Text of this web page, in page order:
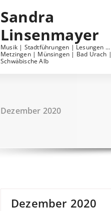
Sandra
Linsenmayer
Musik | Stadtführungen | Lesungen ...
Metzingen | Münsingen | Bad Urach |
Schwäbische Alb
Dezember 2020
Dezember 2020